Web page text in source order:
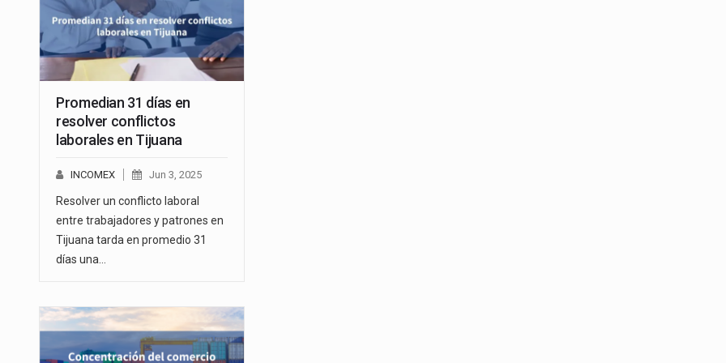
Promedian 31 días en
resolver conflictos
laborales en Tijuana
INCOMEX Jun 3, 2025
Resolver un conflicto laboral
entre trabajadores y patrones en
Tijuana tarda en promedio 31
días una…